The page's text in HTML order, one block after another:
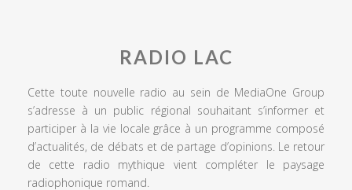
RADIO LAC
Cette toute nouvelle radio au sein de MediaOne Group
s’adresse à un public régional souhaitant s’informer et
participer à la vie locale grâce à un programme composé
d’actualités, de débats et de partage d’opinions. Le retour
de cette radio mythique vient compléter le paysage
radiophonique romand.